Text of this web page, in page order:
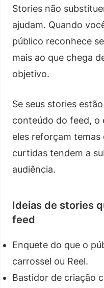
Stories não
ajudam. Quando
público reconhece
mais ao que chega
objetivo.
Se seus stories
conteúdo do feed, o
eles reforçam temas
curtidas tendem a
audiência.
Ideias de stories
feed
Enquete do que o
carrossel ou Reel.
Bastidor de criação